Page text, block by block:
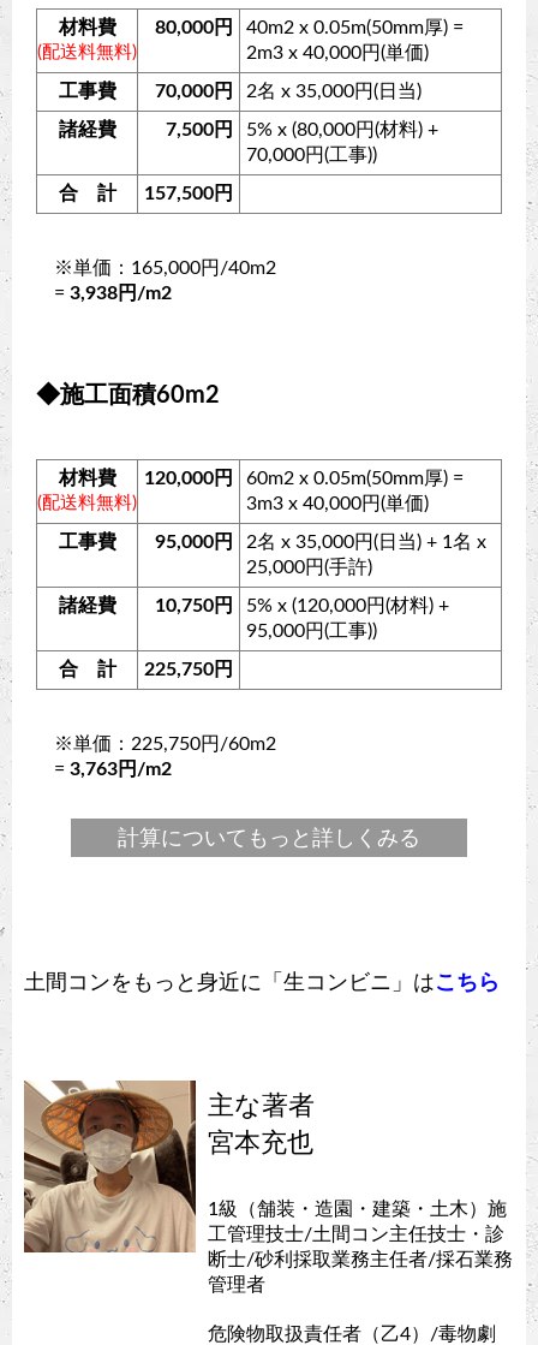
材料費
(配送料無料)
80,000円
40m2 x 0.05m(50mm厚) =
2m3 x 40,000円(単価)
工事費
70,000円
2名 x 35,000円(日当)
諸経費
7,500円
5% x (80,000円(材料) +
70,000円(工事))
合 計
157,500円
※単価：165,000円/40m2
= 3,938円/m2
◆施工面積60m2
材料費
(配送料無料)
120,000円
60m2 x 0.05m(50mm厚) =
3m3 x 40,000円(単価)
工事費
95,000円
2名 x 35,000円(日当) + 1名 x
25,000円(手許)
諸経費
10,750円
5% x (120,000円(材料) +
95,000円(工事))
合 計
225,750円
※単価：225,750円/60m2
= 3,763円/m2
計算についてもっと詳しくみる
土間コンをもっと身近に「生コンビニ」はこちら
主な著者
宮本充也
1級（舗装・造園・建築・土木）施
工管理技士/土間コン主任技士・診
断士/砂利採取業務主任者/採石業務
管理者
危険物取扱責任者（乙4）/毒物劇